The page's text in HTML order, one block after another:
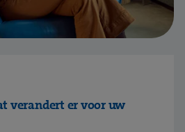
verandert er voor uw